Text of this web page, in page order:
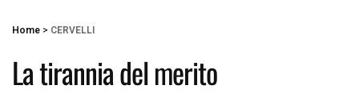
Home > CERVELLI
La tirannia del merito